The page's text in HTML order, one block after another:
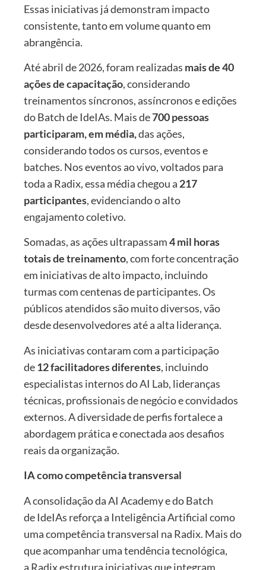
Essas iniciativas já demonstram impacto
consistente, tanto em volume quanto em
abrangência.
Até abril de 2026, foram realizadas mais de 40
ações de capacitação, considerando
treinamentos síncronos, assíncronos e edições
do Batch de IdeIAs. Mais de700 pessoas
participaram, em média,das ações,
considerando todos os cursos, eventos e
batches. Nos eventos ao vivo, voltados para
toda a Radix, essa média chegou a 217
participantes, evidenciando o alto
engajamento coletivo.
Somadas, as ações ultrapassam4 mil horas
totais de treinamento, com forte concentração
em iniciativas de alto impacto, incluindo
turmas com centenas de participantes. Os
públicos atendidos são muito diversos, vão
desde desenvolvedores até a alta liderança.
As iniciativas contaram com a participação
de12 facilitadores diferentes, incluindo
especialistas internos do AI Lab, lideranças
técnicas, profissionais de negócio e convidados
externos. A diversidade de perfis fortalece a
abordagem prática e conectada aos desafios
reais da organização.
IA como competência transversal
A consolidação da AI Academy e do Batch
de IdeIAs reforça a Inteligência Artificial como
uma competência transversal na Radix. Mais do
que acompanhar uma tendência tecnológica,
a Radix estrutura iniciativas que integram